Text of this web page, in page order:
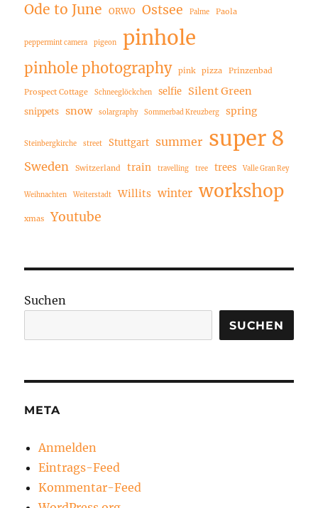
Ode to June
ORWO Ostsee Palme Paola
peppermint camera pigeon pinhole
pinhole photography pink pizza Prinzenbad
Prospect Cottage Schneeglöckchen selfie Silent Green
snippets snow solargraphy Sommerbad Kreuzberg spring
Steinbergkirche street Stuttgart summer super 8
Sweden Switzerland train travelling tree trees Valle Gran Rey
Weihnachten Weiterstadt Willits winter workshop
xmas Youtube
Suchen
SUCHEN
META
Anmelden
Eintrags-Feed
Kommentar-Feed